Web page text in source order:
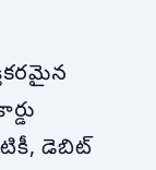
డెబిట్